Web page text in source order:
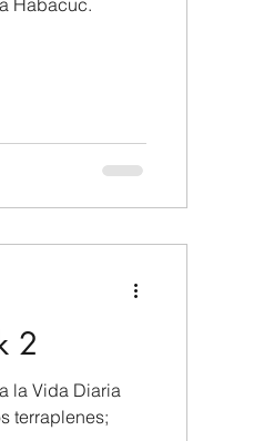
2
la Vida Diaria
terraplenes;